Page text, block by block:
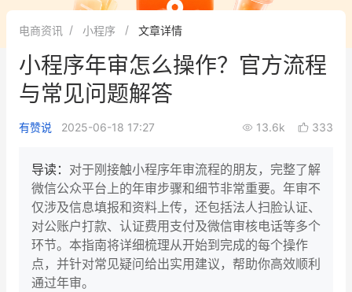
电商资讯 小程序 文章详情
小程序年审怎么操作？官方流程
与常见问题解答
有赞说 2025-06-18 17:27 13.6k 333
导读： 对于刚接触小程序年审流程的朋友，完整了解
微信公众平台上的年审步骤和细节非常重要。年审不
仅涉及信息填报和资料上传，还包括法人扫脸认证、
对公账户打款、认证费用支付及微信审核电话等多个
环节。本指南将详细梳理从开始到完成的每个操作
点，并针对常见疑问给出实用建议，帮助你高效顺利
通过年审。